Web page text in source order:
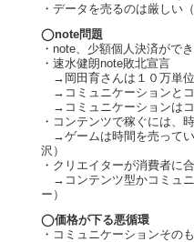
・データを売るのは厳しい
◯note問題
・note、少額個人決済がで
・速水健朗note敗北宣言
→岡田育さんは１０万単位
→コミュニケーションとコ
→コミュニケーションはコ
・コンテンツで稼ぐには、
→ゲームは時間を売ってい
沢）
・クリエイターが消費者に
→コンテンツ型かコミュニ
ー）
◯価格が下る悪循環
・コミュニケーションその